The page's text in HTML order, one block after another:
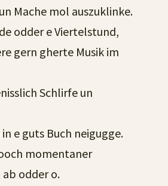
Mache mol auszuklinke.
odder e Viertelstund,
gern gherte Musik im
Schlirfe un
e guts Buch neigugge.
momentaner
odder o.